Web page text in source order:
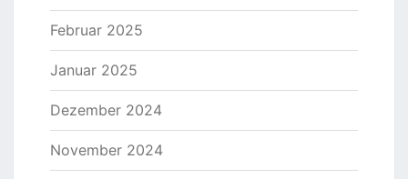
Februar 2025
Januar 2025
Dezember 2024
November 2024